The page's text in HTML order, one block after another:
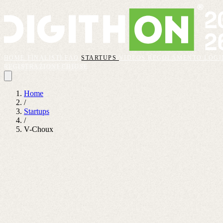
FAQSTARTUPS VIDEOS REGOLAMENTO
Home
/
Startups
/
V-Choux